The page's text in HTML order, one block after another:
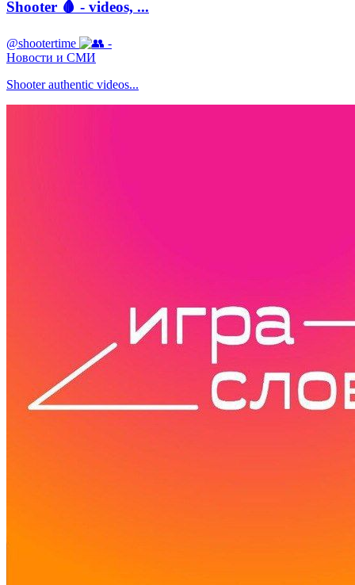
Shooter 🩸 - videos, ...
@shootertime
-
Новости и СМИ
Shooter authentic videos...